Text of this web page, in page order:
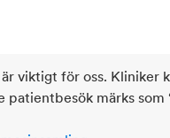
viktigt för oss. Kliniker
patientbesök märks som